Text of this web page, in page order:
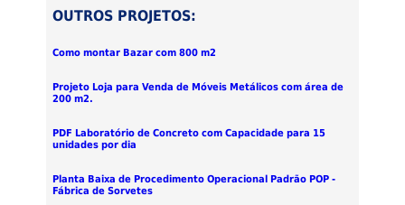
OUTROS PROJETOS:
Como montar Bazar com 800 m2
Projeto Loja para Venda de Móveis Metálicos com área de
200 m2.
PDF Laboratório de Concreto com Capacidade para 15
unidades por dia
Planta Baixa de Procedimento Operacional Padrão POP -
Fábrica de Sorvetes